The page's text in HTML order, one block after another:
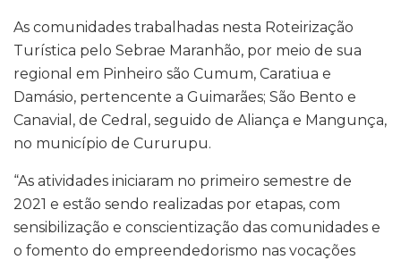
As comunidades trabalhadas nesta Roteirização
Turística pelo Sebrae Maranhão, por meio de sua
regional em Pinheiro são Cumum, Caratiua e
Damásio, pertencente a Guimarães; São Bento e
Canavial, de Cedral, seguido de Aliança e Mangunça,
no município de Cururupu.
“As atividades iniciaram no primeiro semestre de
2021 e estão sendo realizadas por etapas, com
sensibilização e conscientização das comunidades e
o fomento do empreendedorismo nas vocações